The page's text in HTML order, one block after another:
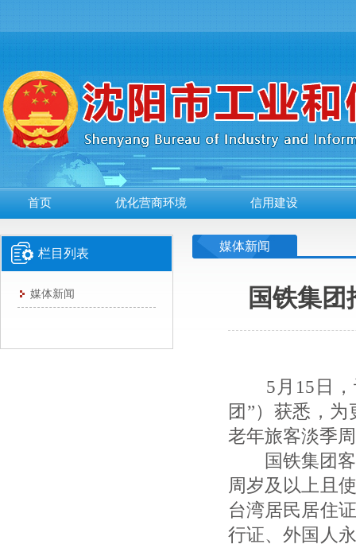
首页 优化营商环境 信用建设
栏目列表
媒体新闻
媒体新闻
国铁集
5月15日，
团”）获悉，
老年旅客淡季
国铁集团客
周岁及以上且
台湾居民居住
行证、外国人